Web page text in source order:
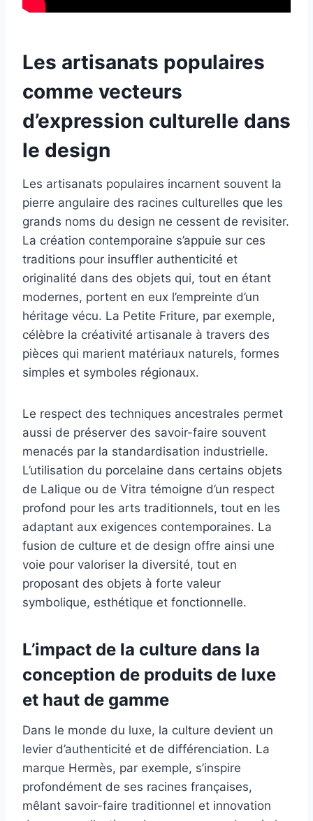
Les artisanats populaires
comme vecteurs
d’expression culturelle dans
le design
Les artisanats populaires incarnent souvent la
pierre angulaire des racines culturelles que les
grands noms du design ne cessent de revisiter.
La création contemporaine s’appuie sur ces
traditions pour insuffler authenticité et
originalité dans des objets qui, tout en étant
modernes, portent en eux l’empreinte d’un
héritage vécu. La Petite Friture, par exemple,
célèbre la créativité artisanale à travers des
pièces qui marient matériaux naturels, formes
simples et symboles régionaux.
Le respect des techniques ancestrales permet
aussi de préserver des savoir-faire souvent
menacés par la standardisation industrielle.
L’utilisation du porcelaine dans certains objets
de Lalique ou de Vitra témoigne d’un respect
profond pour les arts traditionnels, tout en les
adaptant aux exigences contemporaines. La
fusion de culture et de design offre ainsi une
voie pour valoriser la diversité, tout en
proposant des objets à forte valeur
symbolique, esthétique et fonctionnelle.
L’impact de la culture dans la
conception de produits de luxe
et haut de gamme
Dans le monde du luxe, la culture devient un
levier d’authenticité et de différenciation. La
marque Hermès, par exemple, s’inspire
profondément de ses racines françaises,
mêlant savoir-faire traditionnel et innovation